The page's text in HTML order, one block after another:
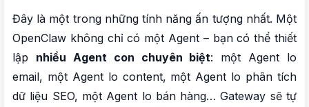
Đây là một trong những tính năng ấn tượng nhất. Một
OpenClaw không chỉ có một Agent – bạn có thể thiết
lập nhiều Agent con chuyên biệt: một Agent lo
email, một Agent lo content, một Agent lo phân tích
dữ liệu SEO, một Agent lo bán hàng… Gateway sẽ tự